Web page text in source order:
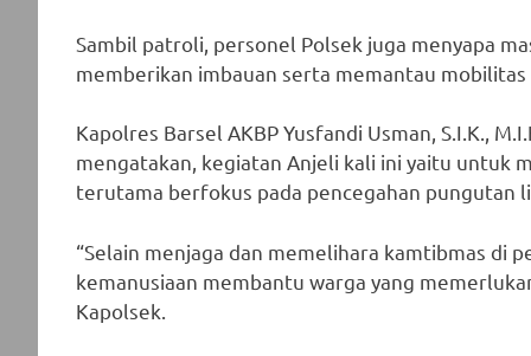
Sambil patroli, personel Polsek juga menyapa
memberikan imbauan serta memantau mobilitas
Kapolres Barsel AKBP Yusfandi Usman, S.I.K.,
mengatakan, kegiatan Anjeli kali ini yaitu untuk
terutama berfokus pada pencegahan pungutan
“Selain menjaga dan memelihara kamtibmas di
kemanusiaan membantu warga yang
Kapolsek.